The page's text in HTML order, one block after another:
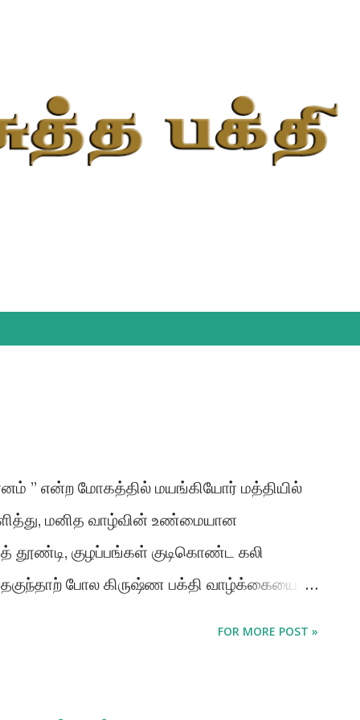
” என்ற மோகத்தில் மயங்கியோர் மத்தியில்
மனித வாழ்வின் உண்மையான
தூண்டி, குழப்பங்கள் குடிகொண்ட கலி
போல கிருஷ்ண பக்தி வாழ்க்கையை
FOR MORE POST »